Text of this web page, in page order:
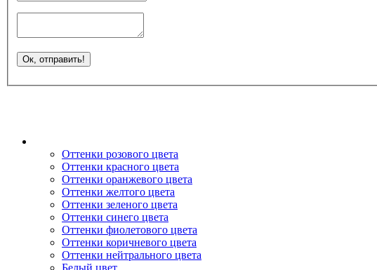
Оттенки розового цвета
Оттенки красного цвета
Оттенки оранжевого цвета
Оттенки желтого цвета
Оттенки зеленого цвета
Оттенки синего цвета
Оттенки фиолетового цвета
Оттенки коричневого цвета
Оттенки нейтрального цвета
Белый цвет